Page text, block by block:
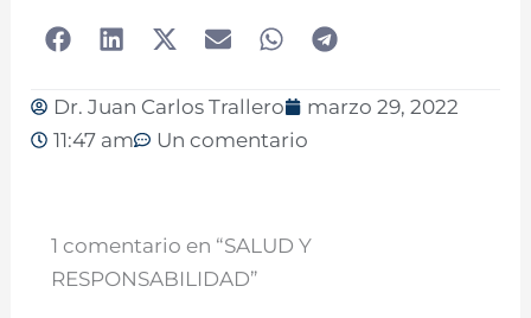
Dr. Juan Carlos Trallero
marzo 29, 2022
11:47 am
Un comentario
1 comentario en “SALUD Y
RESPONSABILIDAD”